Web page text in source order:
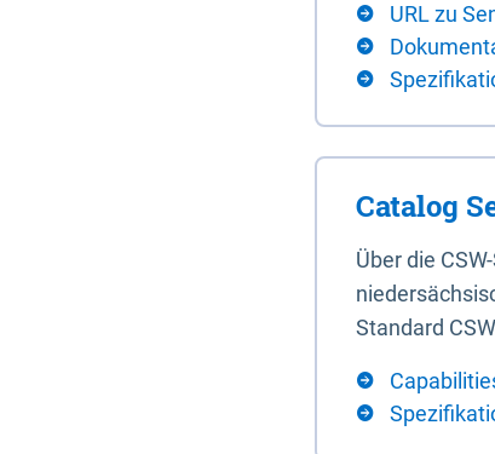
URL zu
Catalog
Über die
Standard